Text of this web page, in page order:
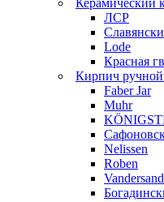
Керамический
ЛСР
Lode
Красная
Кирпич
Faber Jar
Muhr
Nelissen
Roben